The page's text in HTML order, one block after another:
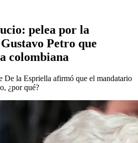
pelea por la
Petro que
colombiana
De la Espriella afirmó que el mandatario
¿por qué?